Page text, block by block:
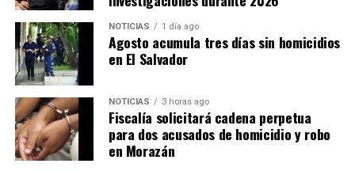
NOTICIAS 1 día ago
Agosto acumula tres días sin homicidios
en El Salvador
NOTICIAS 3 horas ago
Fiscalía solicitará cadena perpetua
para dos acusados de homicidio y robo
en Morazán